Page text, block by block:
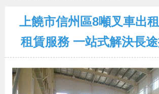
上饒市信州區8噸叉車出
租賃服務 一站式解決長